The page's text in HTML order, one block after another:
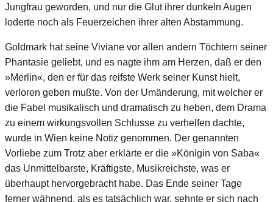
Jungfrau geworden, und nur die Glut ihrer dunkeln Augen
loderte noch als Feuerzeichen ihrer alten Abstammung.
Goldmark hat seine Viviane vor allen andern Töchtern seiner
Phantasie geliebt, und es nagte ihm am Herzen, daß er den
»Merlin«, den er für das reifste Werk seiner Kunst hielt,
verloren geben mußte. Von der Umänderung, mit welcher er
die Fabel musikalisch und dramatisch zu heben, dem Drama
zu einem wirkungsvollen Schlusse zu verhelfen dachte,
wurde in Wien keine Notiz genommen. Der genannten
Vorliebe zum Trotz aber erklärte er die »Königin von Saba«
das Unmittelbarste, Kräftigste, Musikreichste, was er
überhaupt hervorgebracht habe. Das Ende seiner Tage
ferner wähnend, als es tatsächlich war, sehnte er sich nach